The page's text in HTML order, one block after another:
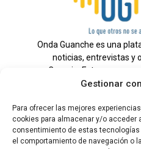
Gestionar
Para ofrecer las mejores
cookies para almacenar y/o acceder
consentimiento de estas
el comportamiento de navegación o
Onda Guanche es una
noticias, entrevistas y
Canaria. Estamos
información veraz y un
Todos los derechos reservados.